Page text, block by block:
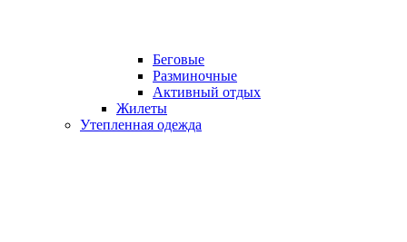
Беговые
Разминочные
Активный отдых
Жилеты
Утепленная одежда